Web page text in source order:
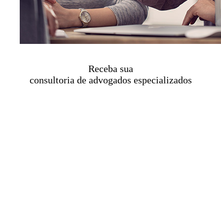
Receba sua
consultoria de advogados especializados